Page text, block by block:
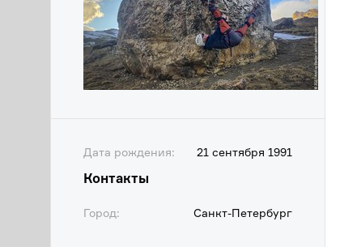
Дата рождения: 21 сентября 1991
Контакты
Город: Санкт-Петербург